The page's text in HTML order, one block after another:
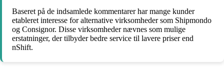
Baseret på de indsamlede kommentarer har mange kunder
etableret interesse for alternative virksomheder som Shipmondo
og Consignor. Disse virksomheder nævnes som mulige
erstatninger, der tilbyder bedre service til lavere priser end
nShift.